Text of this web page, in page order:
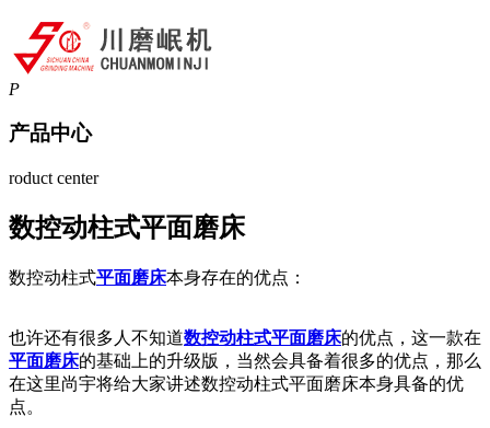
P
产品中心
roduct center
数控动柱式平面磨床
数控动柱式平面磨床本身存在的优点：
也许还有很多人不知道数控动柱式平面磨床的优点，这一款在
平面磨床的基础上的升级版，当然会具备着很多的优点，那么
在这里尚宇将给大家讲述数控动柱式平面磨床本身具备的优
点。